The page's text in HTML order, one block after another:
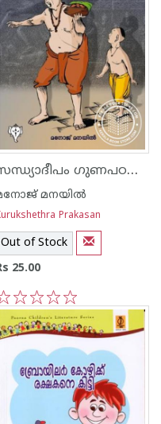
സന്ധ്യാദീപം ഗുണപഠകഥകള്‍
മനയില്‍
Prakasan
Out of Stock
25.00
5
4
3
2
1